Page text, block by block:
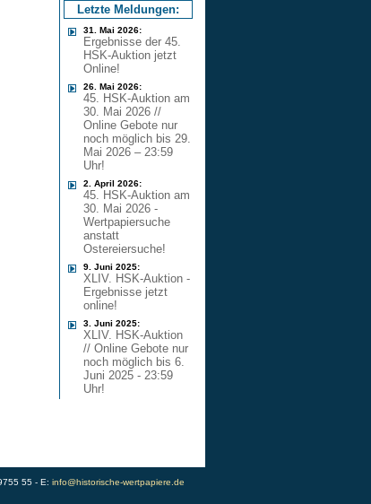
Letzte Meldungen:
31. Mai 2026:
Ergebnisse der 45.
HSK-Auktion jetzt
Online!
26. Mai 2026:
45. HSK-Auktion am
30. Mai 2026 //
Online Gebote nur
noch möglich bis 29.
Mai 2026 – 23:59
Uhr!
2. April 2026:
45. HSK-Auktion am
30. Mai 2026 -
Wertpapiersuche
anstatt
Ostereiersuche!
9. Juni 2025:
XLIV. HSK-Auktion -
Ergebnisse jetzt
online!
3. Juni 2025:
XLIV. HSK-Auktion
// Online Gebote nur
noch möglich bis 6.
Juni 2025 - 23:59
Uhr!
55 - E: info@historische-wertpapiere.de